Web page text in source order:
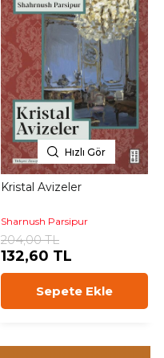
Hızlı Gör
Kristal Avizeler
Sharnush Parsipur
204,00 TL
132,60 TL
Sepete Ekle